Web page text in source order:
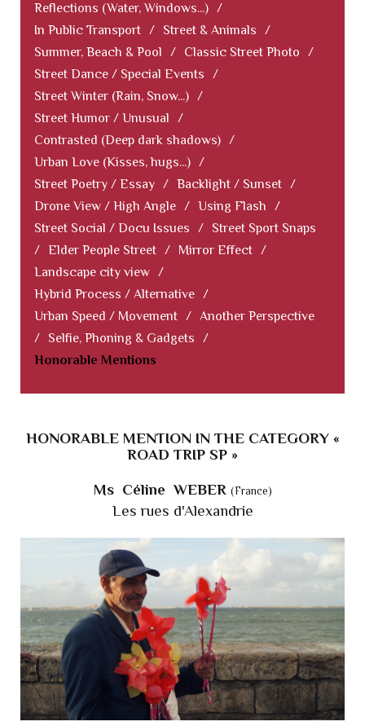
Reflections (Water, Windows...) /
In Public Transport / Street & Animals
/
Summer, Beach & Pool
/ Classic Street Photo
/
Street Dance / Special Events
/
Street Winter (Rain, Snow...) /
Street Humor / Unusual
/
Contrasted (Deep dark shadows) /
Urban Love (Kisses, hugs...) /
Street Poetry / Essay / Backlight / Sunset /
Drone View / High Angle / Using Flash
/
Street Social / Docu Issues
/
Street Sport Snaps
/ Elder People Street / Mirror Effect /
Landscape city view /
Hybrid Process / Alternative /
Urban Speed / Movement / Another Perspective
/
Selfie, Phoning & Gadgets
/
Honorable Mentions
HONORABLE MENTION IN THE CATEGORY «
ROAD TRIP SP »
Ms Céline WEBER (France)
Les rues d'Alexandrie